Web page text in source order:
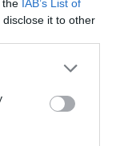
the IAB’s List of
it to other